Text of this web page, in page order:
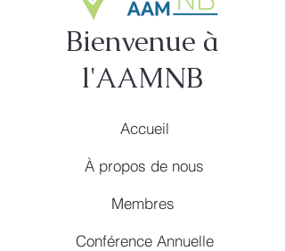
Bienvenue à
l'AAMNB
Accueil
À propos de nous
Membres
Conférence Annuelle